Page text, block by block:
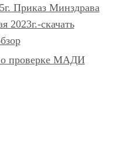
Приказ Минздрава
2023г.-скачать
о проверке МАДИ